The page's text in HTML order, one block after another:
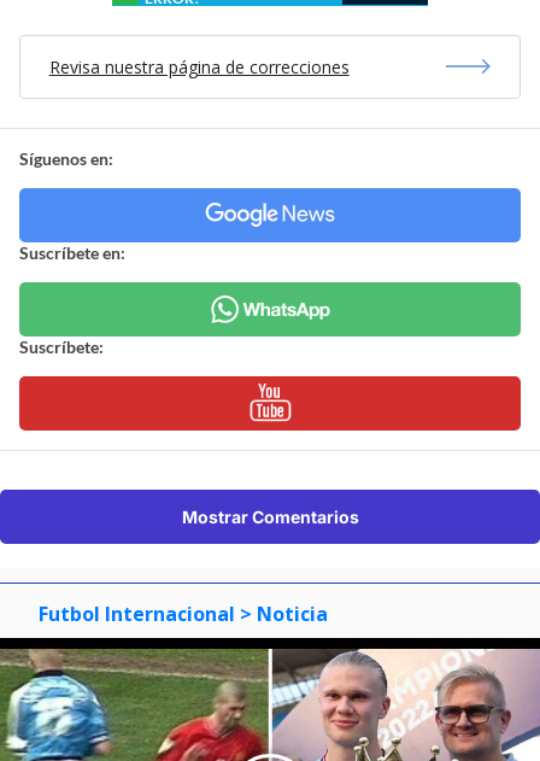
Revisa nuestra página de correcciones
Síguenos en:
Suscríbete en:
Suscríbete:
Mostrar Comentarios
Futbol Internacional > Noticia